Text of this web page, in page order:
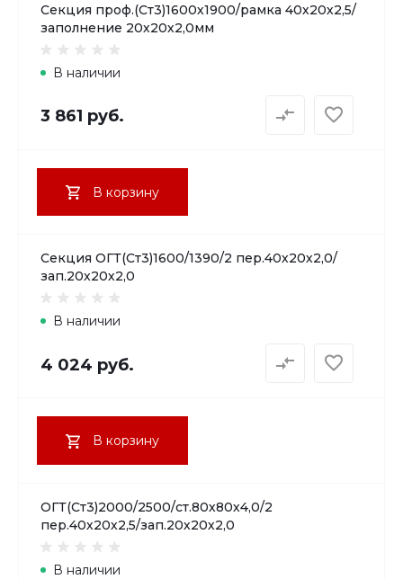
Секция проф.(Ст3)1600х1900/рамка 40х20х2,5/
заполнение 20х20х2,0мм
В наличии
3 861 руб.
В корзину
Секция ОГТ(Ст3)1600/1390/2 пер.40х20х2,0/
зап.20х20х2,0
В наличии
4 024 руб.
В корзину
ОГТ(Ст3)2000/2500/ст.80х80х4,0/2
пер.40х20х2,5/зап.20х20х2,0
В наличии